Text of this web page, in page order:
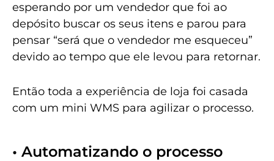
esperando por um vendedor que foi ao
depósito buscar os seus itens e parou para
pensar “será que o vendedor me esqueceu”
devido ao tempo que ele levou para retornar.
Então toda a experiência de loja foi casada
com um mini WMS para agilizar o processo.
• Automatizando o processo